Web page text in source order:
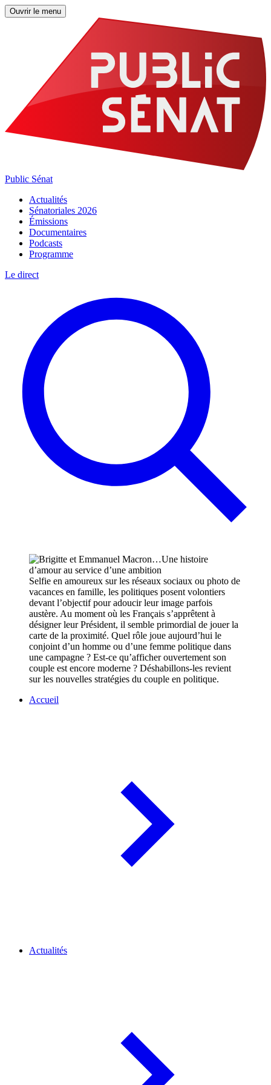
Ouvrir le menu
Public Sénat
Actualités
Sénatoriales 2026
Émissions
Documentaires
Podcasts
Programme
Le direct
Selfie en amoureux sur les réseaux sociaux ou photo de
vacances en famille, les politiques posent volontiers
devant l’objectif pour adoucir leur image parfois
austère. Au moment où les Français s’apprêtent à
désigner leur Président, il semble primordial de jouer la
carte de la proximité. Quel rôle joue aujourd’hui le
conjoint d’un homme ou d’une femme politique dans
une campagne ? Est-ce qu’afficher ouvertement son
couple est encore moderne ? Déshabillons-les revient
sur les nouvelles stratégies du couple en politique.
Accueil
Actualités